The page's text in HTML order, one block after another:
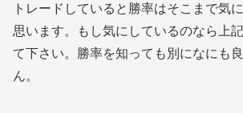
トレードしていると勝率はそこまで気
思います。もし気にしているのなら上
て下さい。勝率を知っても別になにも
ん。